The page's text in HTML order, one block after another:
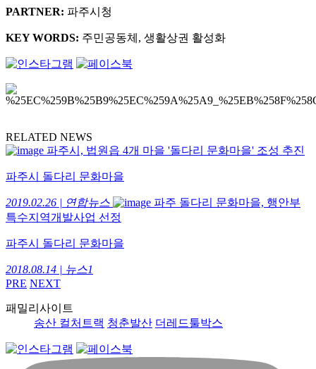
PARTNER: 파주시청
KEY WORDS: 주민공동체, 생활상권 활성화
RELATED NEWS
파주시, 법원읍 4개 마을 '돌다리 문화마을' 조성 추진
파주시 돌다리 문화마을
2019.02.26 | 연합뉴스
파주 돌다리 문화마을, 행안부
특수지역개발사업 선정
파주시 돌다리 문화마을
2018.08.14 | 뉴스1
PRE NEXT
패밀리사이트
송산 컬처트랙 청춘발산 더레드툴박스